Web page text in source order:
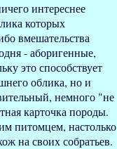
интереснее
которых
вмешательства
- аборигенные,
это способствует
облика, но и
немного "не
карточка породы.
питомцем, настолько
на своих собратьев.